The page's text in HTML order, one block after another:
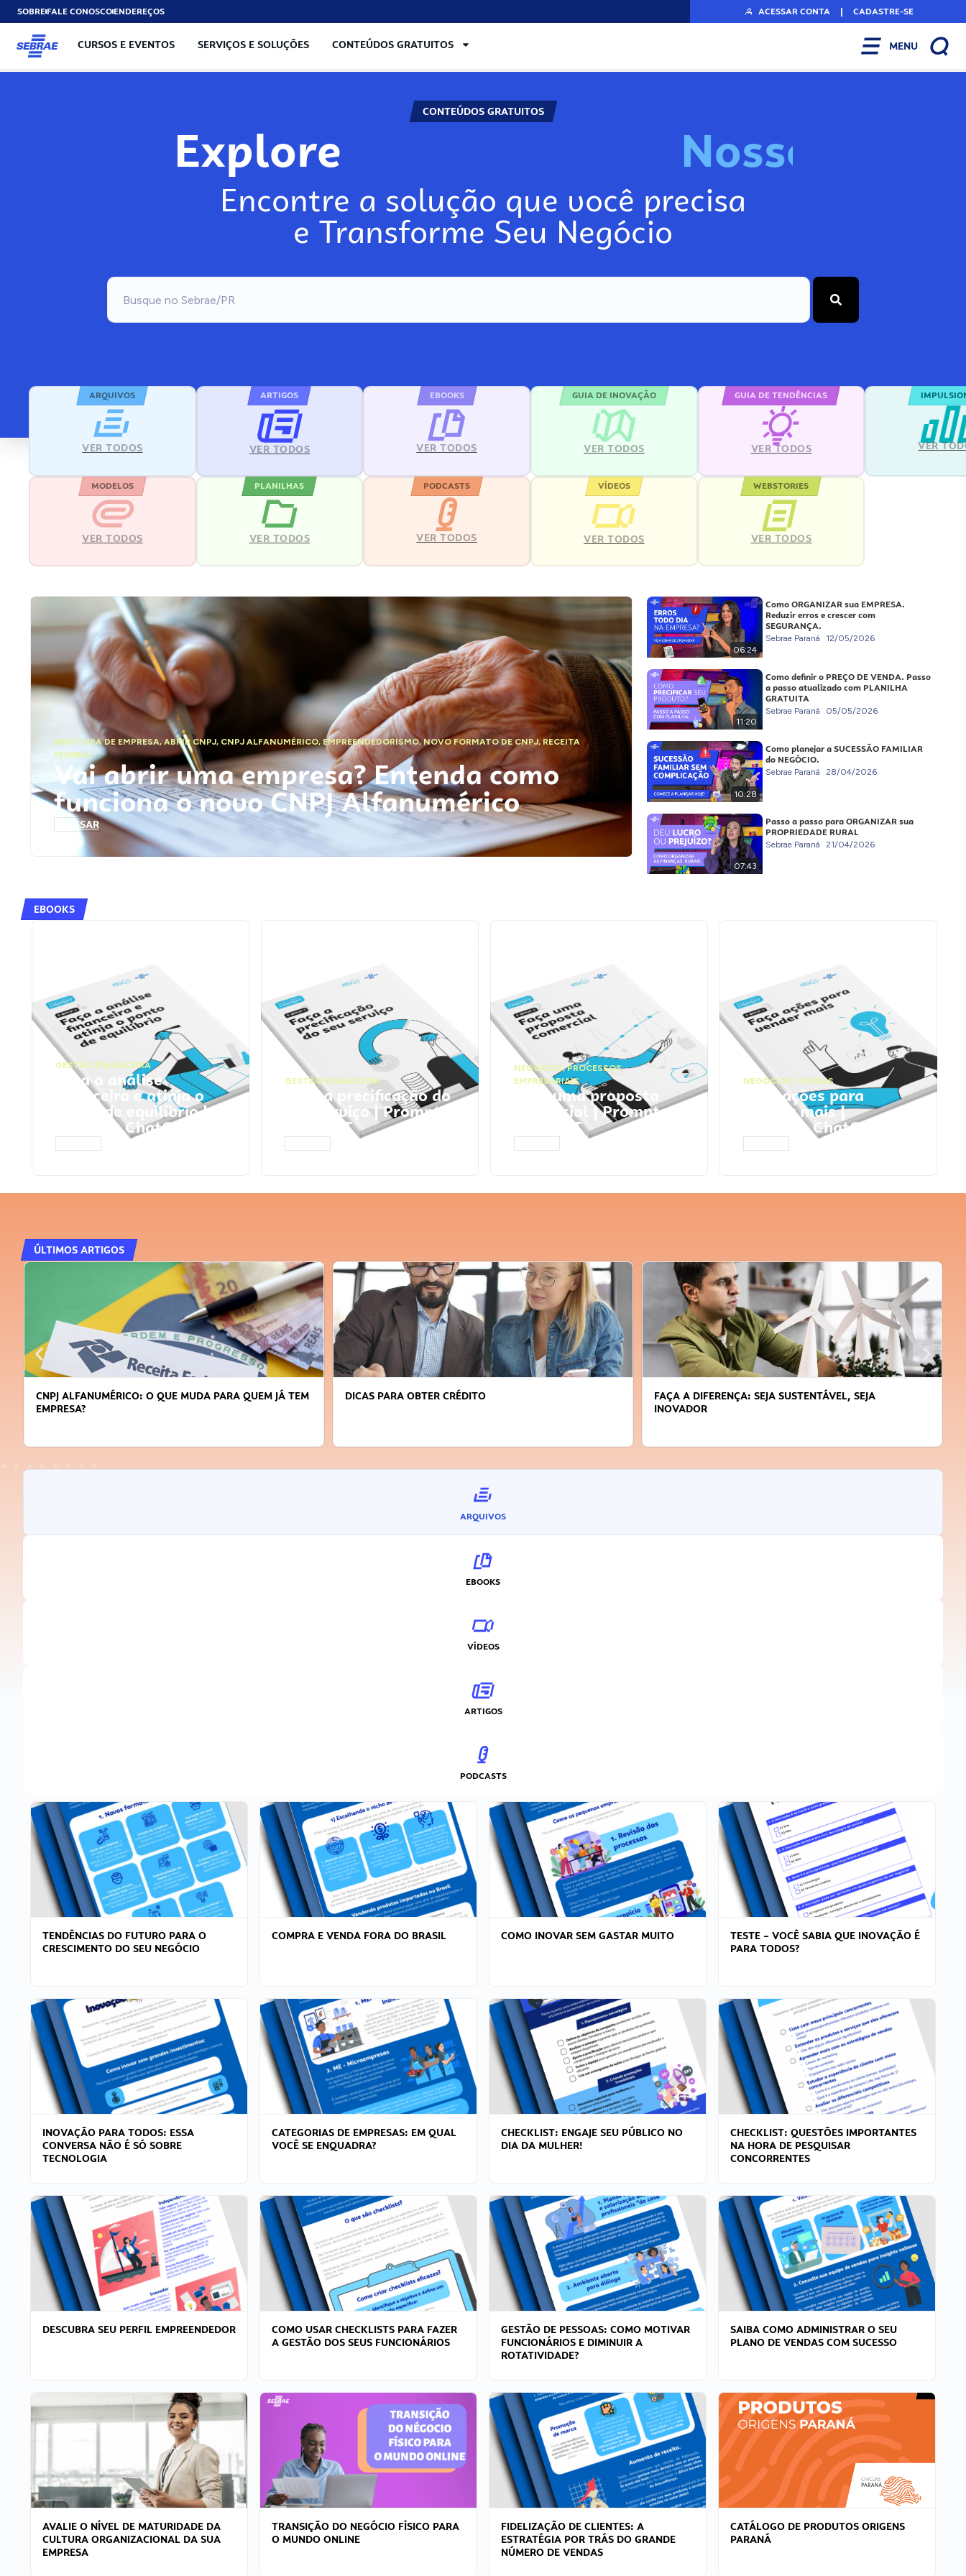
SOBREFALE CONOSCOENDEREÇOS ACESSAR CONTA | CADASTRE-SE
CURSOS E EVENTOS SERVIÇOS E SOLUÇÕES CONTEÚDOS GRATUITOS MENU
CONTEÚDOS GRATUITOS
Explore No
Encontre a solução que você precisa
e Transforme Seu Negócio
ARQUIVOS
VER TODOS
ARTIGOS
VER TODOS
EBOOKS
VER TODOS
GUIA DE INOVAÇÃO
VER TODOS
GUIA DE TENDÊNCIAS
VER TODOS VER
MODELOS
VER TODOS
PLANILHAS
VER TODOS
PODCASTS
VER TODOS
VÍDEOS
VER TODOS
WEBSTORIES
VER TODOS
ABERTURA DE EMPRESA,ABRIR CNPJ, CNPJ ALFANUMÉRICO, EMPREENDEDORISMO,NOVO FORMATO DE CNPJ,RECEITA
FEDERAL
Vai abrir uma empresa? Entenda como
funciona o novo CNPJ Alfanumérico
ACESSAR
06:24
Como ORGANIZAR sua EMPRESA.
Reduzir erros e crescer com
SEGURANÇA.
Sebrae Paraná 12/05/2026
11:20
Como definir o PREÇO DE VENDA. Passo
a passo atualizado com PLANILHA
GRATUITA
Sebrae Paraná 05/05/2026
10:28
Como planejar a SUCESSÃO FAMILIAR
do NEGÓCIO.
Sebrae Paraná 28/04/2026
07:43
Passo a passo para ORGANIZAR sua
PROPRIEDADE RURAL
Sebrae Paraná 21/04/2026
EBOOKS
GESTÃO FINANCEIRA
Faça a análise
financeira e atinja o
ponto de equilíbrio |
Prompts ChatGPT
GESTÃO FINANCEIRA
Faça a precificação do
seu serviço | Prompts
ChatGPT
NEGÓCIOS,PROCESSOS
EMPRESARIAIS
Faça uma proposta
comercial | Prompts
ChatGPT
NEGÓCIOS, VENDAS
Faça ações para
vender mais |
Prompts ChatGPT
ÚLTIMOS ARTIGOS
DICAS PARA OBTER CRÉDITO
FAÇA A DIFERENÇA: SEJA SUSTENTÁVEL, SEJA
APRENDA A GERENCIAR O SEU TEMPO
ARQUIVOS
EBOOKS
VÍDEOS
ARTIGOS
PODCASTS
TENDÊNCIAS DO FUTURO PARA O
CRESCIMENTO DO SEU NEGÓCIO
COMPRA E VENDA FORA DO BRASIL COMO INOVAR SEM GASTAR MUITO
TESTE – VOCÊ SABIA QUE INOVAÇÃO É
PARA TODOS?
INOVAÇÃO PARA TODOS: ESSA
CONVERSA NÃO É SÓ SOBRE
TECNOLOGIA
CATEGORIAS DE EMPRESAS: EM QUAL
VOCÊ SE ENQUADRA?
CHECKLIST: ENGAJE SEU PÚBLICO NO
DIA DA MULHER!
CHECKLIST: QUESTÕES IMPORTANTES
NA HORA DE PESQUISAR
CONCORRENTES
DESCUBRA SEU PERFIL EMPREENDEDOR
COMO USAR CHECKLISTS PARA FAZER
A GESTÃO DOS SEUS FUNCIONÁRIOS
GESTÃO DE PESSOAS: COMO MOTIVAR
FUNCIONÁRIOS E DIMINUIR A
ROTATIVIDADE?
SAIBA COMO ADMINISTRAR O SEU
PLANO DE VENDAS COM SUCESSO
AVALIE O NÍVEL DE MATURIDADE DA
CULTURA ORGANIZACIONAL DA SUA
EMPRESA
TRANSIÇÃO DO NEGÓCIO FÍSICO PARA
O MUNDO ONLINE
FIDELIZAÇÃO DE CLIENTES: A
ESTRATÉGIA POR TRÁS DO GRANDE
NÚMERO DE VENDAS
CATÁLOGO DE PRODUTOS ORIGENS
PARANÁ